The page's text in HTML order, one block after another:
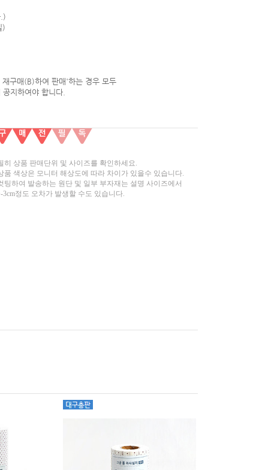
)
구매(B)하여 판매'하는 경우 모두
지하여야 합니다.
히 상품 판매단위 및 사이즈를 확인하세요.
품 색상은 모니터 해상도에 따라 차이가 있을수 있습니다.
팅하여 발송하는 원단 및 일부 부자재는 설명 사이즈에서
3cm정도 오차가 발생할 수도 있습니다.